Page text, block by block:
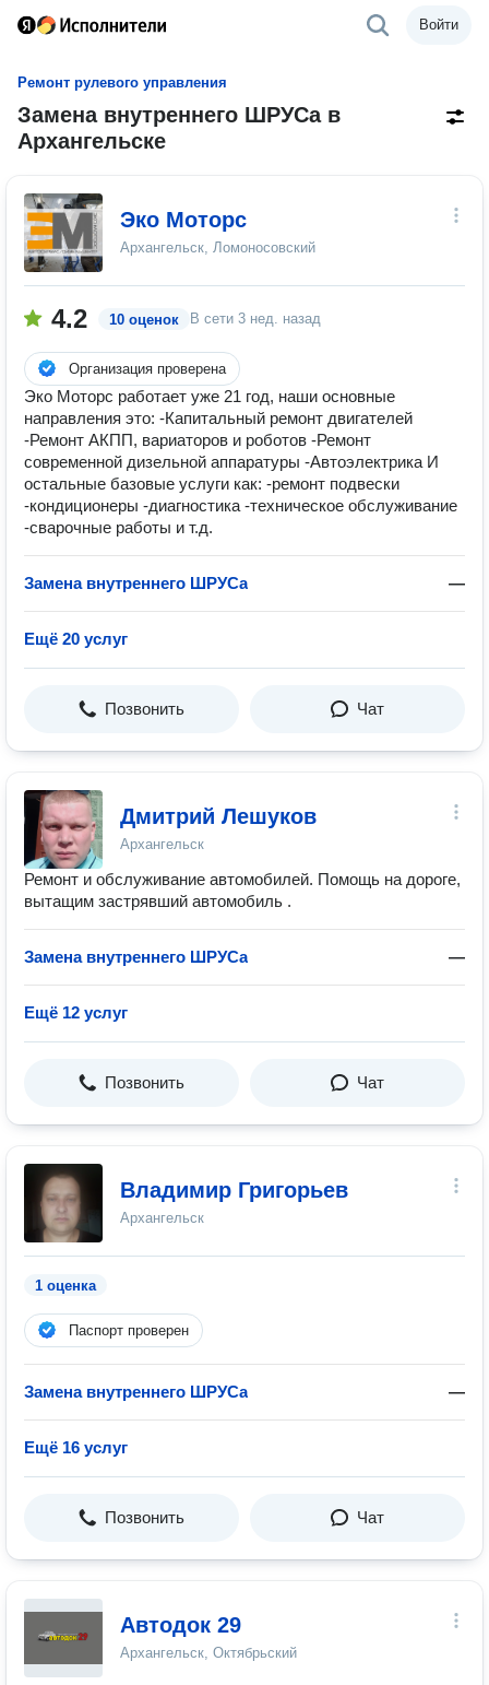
Войти
Ремонт рулевого управления
Замена внутреннего ШРУСа в
Архангельске
Эко Моторс
Архангельск, Ломоносовский
4.2 10 оценок В сети 3 нед. назад
Организация проверена
Эко Моторс работает уже 21 год, наши основные
направления это: -Капитальный ремонт двигателей
-Ремонт АКПП, вариаторов и роботов -Ремонт
современной дизельной аппаратуры -Автоэлектрика И
остальные базовые услуги как: -ремонт подвески
-кондиционеры -диагностика -техническое обслуживание
-сварочные работы и т.д.
Замена внутреннего ШРУСа —
Ещё 20 услуг
Позвонить Чат
Дмитрий Лешуков
Архангельск
Ремонт и обслуживание автомобилей. Помощь на дороге,
вытащим застрявший автомобиль .
Замена внутреннего ШРУСа —
Ещё 12 услуг
Позвонить Чат
Владимир Григорьев
Архангельск
1 оценка
Паспорт проверен
Замена внутреннего ШРУСа —
Ещё 16 услуг
Позвонить Чат
Автодок 29
Архангельск, Октябрьский